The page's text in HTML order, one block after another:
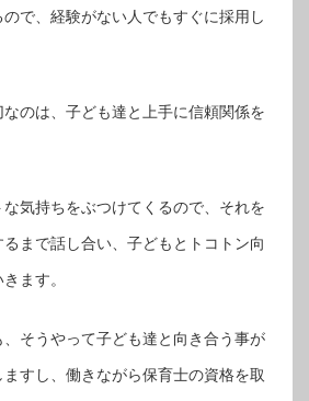
で、経験がない人でもすぐに採用し
のは、子ども達と上手に信頼関係を
気持ちをぶつけてくるので、それを
まで話し合い、子どもとトコトン向
ます。
そうやって子ども達と向き合う事が
すし、働きながら保育士の資格を取